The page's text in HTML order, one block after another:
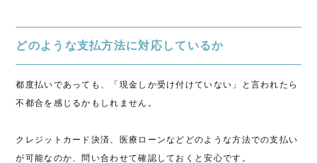
どのような支払方法に対応しているか
都度払いであっても、「現金しか受け付けていない」と言われたら
不都合を感じるかもしれません。
クレジットカード決済、医療ローンなどどのような方法での支払い
が可能なのか、問い合わせて確認しておくと安心です。